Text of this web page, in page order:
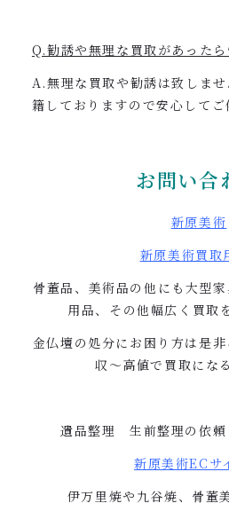
Q.勧誘や無理な買取があったら
A.無理な買取や勧誘は致しま
籍しておりますので安心してご
お問い合
新原美術
新原美術買取
骨董品、美術品の他にも大型
用品、その他幅広く買取
金仏壇の処分にお困り方は是
収〜高値で買取にな
遺品整理 生前整理の依頼
新原美術EC サ
伊万里焼や九谷焼、骨董